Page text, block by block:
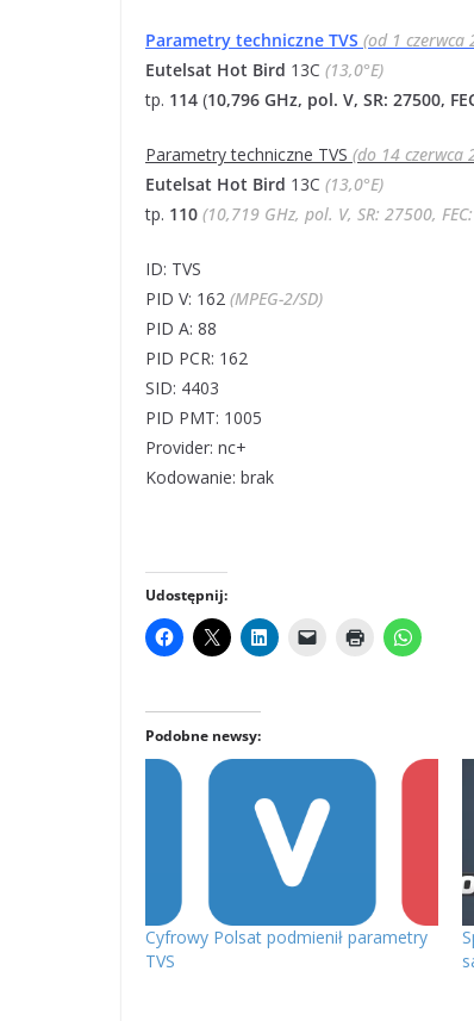
Parametry techniczne TVS (od 1 czerwca
Eutelsat Hot Bird 13C (13,0°E)
tp. 114 (10,796 GHz, pol. V, SR: 27500,
Parametry techniczne TVS (do 14 czerwca
Eutelsat Hot Bird 13C (13,0°E)
tp. 110 (10,719 GHz, pol. V, SR: 27500,
ID: TVS
PID V: 162 (MPEG-2/SD)
PID A: 88
PID PCR: 162
SID: 4403
PID PMT: 1005
Provider: nc+
Kodowanie: brak
Udostępnij:
Podobne newsy:
Cyfrowy Polsat podmienił parametry
TVS